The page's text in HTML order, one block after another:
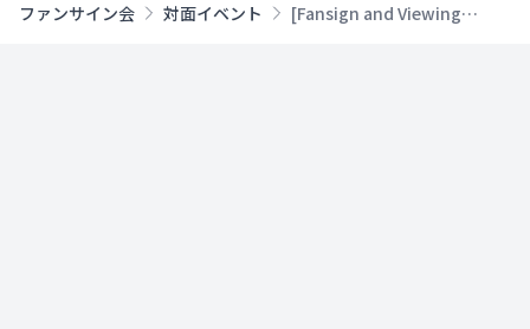
ファンサイン会 対面イベント
[Fansign and Viewing